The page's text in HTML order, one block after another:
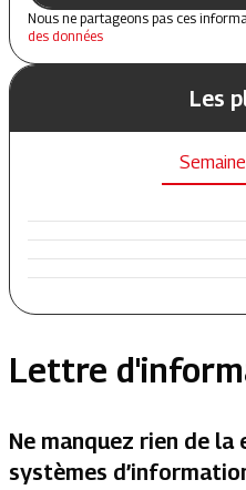
Nous ne partageons pas ces
des données
Les
Semaine
Lettre
Ne manquez rien de la
systèmes